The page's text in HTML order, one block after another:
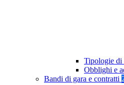
Tipologie di
Obblighi e
Bandi di gara e contratti